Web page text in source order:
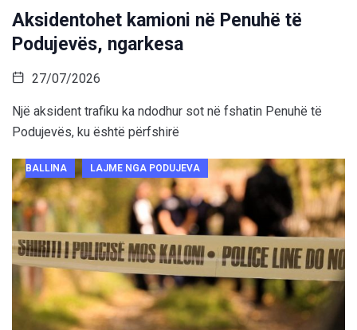
Aksidentohet kamioni në Penuhë të
Podujevës, ngarkesa
27/07/2026
Një aksident trafiku ka ndodhur sot në fshatin Penuhë të
Podujevës, ku është përfshirë
BALLINA LAJME NGA PODUJEVA